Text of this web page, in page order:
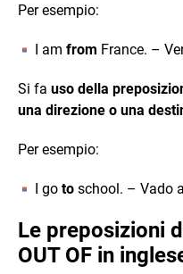
Per esempio:
I am from France. –
Si fa uso della
una direzione o una
Per esempio:
I go to school. – Vado
Le preposizioni
OUT OF in